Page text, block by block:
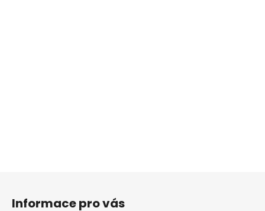
Informace pro vás